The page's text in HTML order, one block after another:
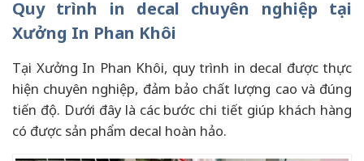
Quy trình in decal chuyên nghiệp tại
Xưởng In Phan Khôi
Tại Xưởng In Phan Khôi, quy trình in decal được thực
hiện chuyên nghiệp, đảm bảo chất lượng cao và đúng
tiến độ. Dưới đây là các bước chi tiết giúp khách hàng
có được sản phẩm decal hoàn hảo.